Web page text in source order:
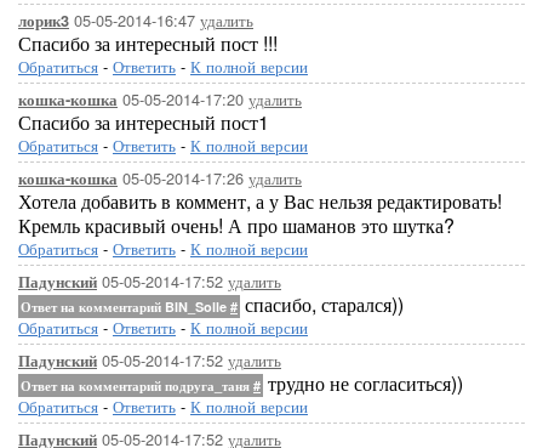
лорик3 05-05-2014-16:47 удалить
Спасибо за интересный пост !!!
Обратиться - Ответить - К полной версии
кошка-кошка 05-05-2014-17:20 удалить
Спасибо за интересный пост1
Обратиться - Ответить - К полной версии
кошка-кошка 05-05-2014-17:26 удалить
Хотела добавить в коммент, а у Вас нельзя редактировать!
Кремль красивый очень! А про шаманов это шутка?
Обратиться - Ответить - К полной версии
Падунский 05-05-2014-17:52 удалить
Ответ на комментарий BIN_Solle # спасибо, старался))
Обратиться - Ответить - К полной версии
Падунский 05-05-2014-17:52 удалить
Ответ на комментарий подруга_таня # трудно не согласиться))
Обратиться - Ответить - К полной версии
Падунский 05-05-2014-17:52 удалить